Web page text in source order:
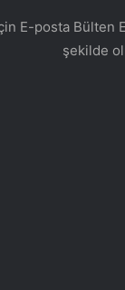
E-posta Bülten
şekilde